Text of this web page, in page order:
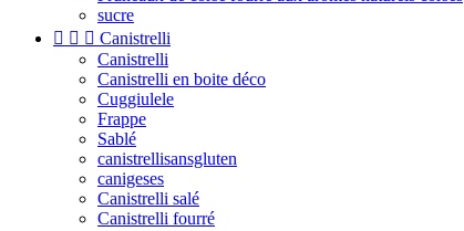
sucre
   Canistrelli
Canistrelli
Canistrelli en boite déco
Cuggiulele
Frappe
Sablé
canistrellisansgluten
canigeses
Canistrelli salé
Canistrelli fourré